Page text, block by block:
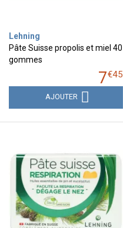
Lehning
Pâte Suisse propolis et miel 40
gommes
7€45
AJOUTER